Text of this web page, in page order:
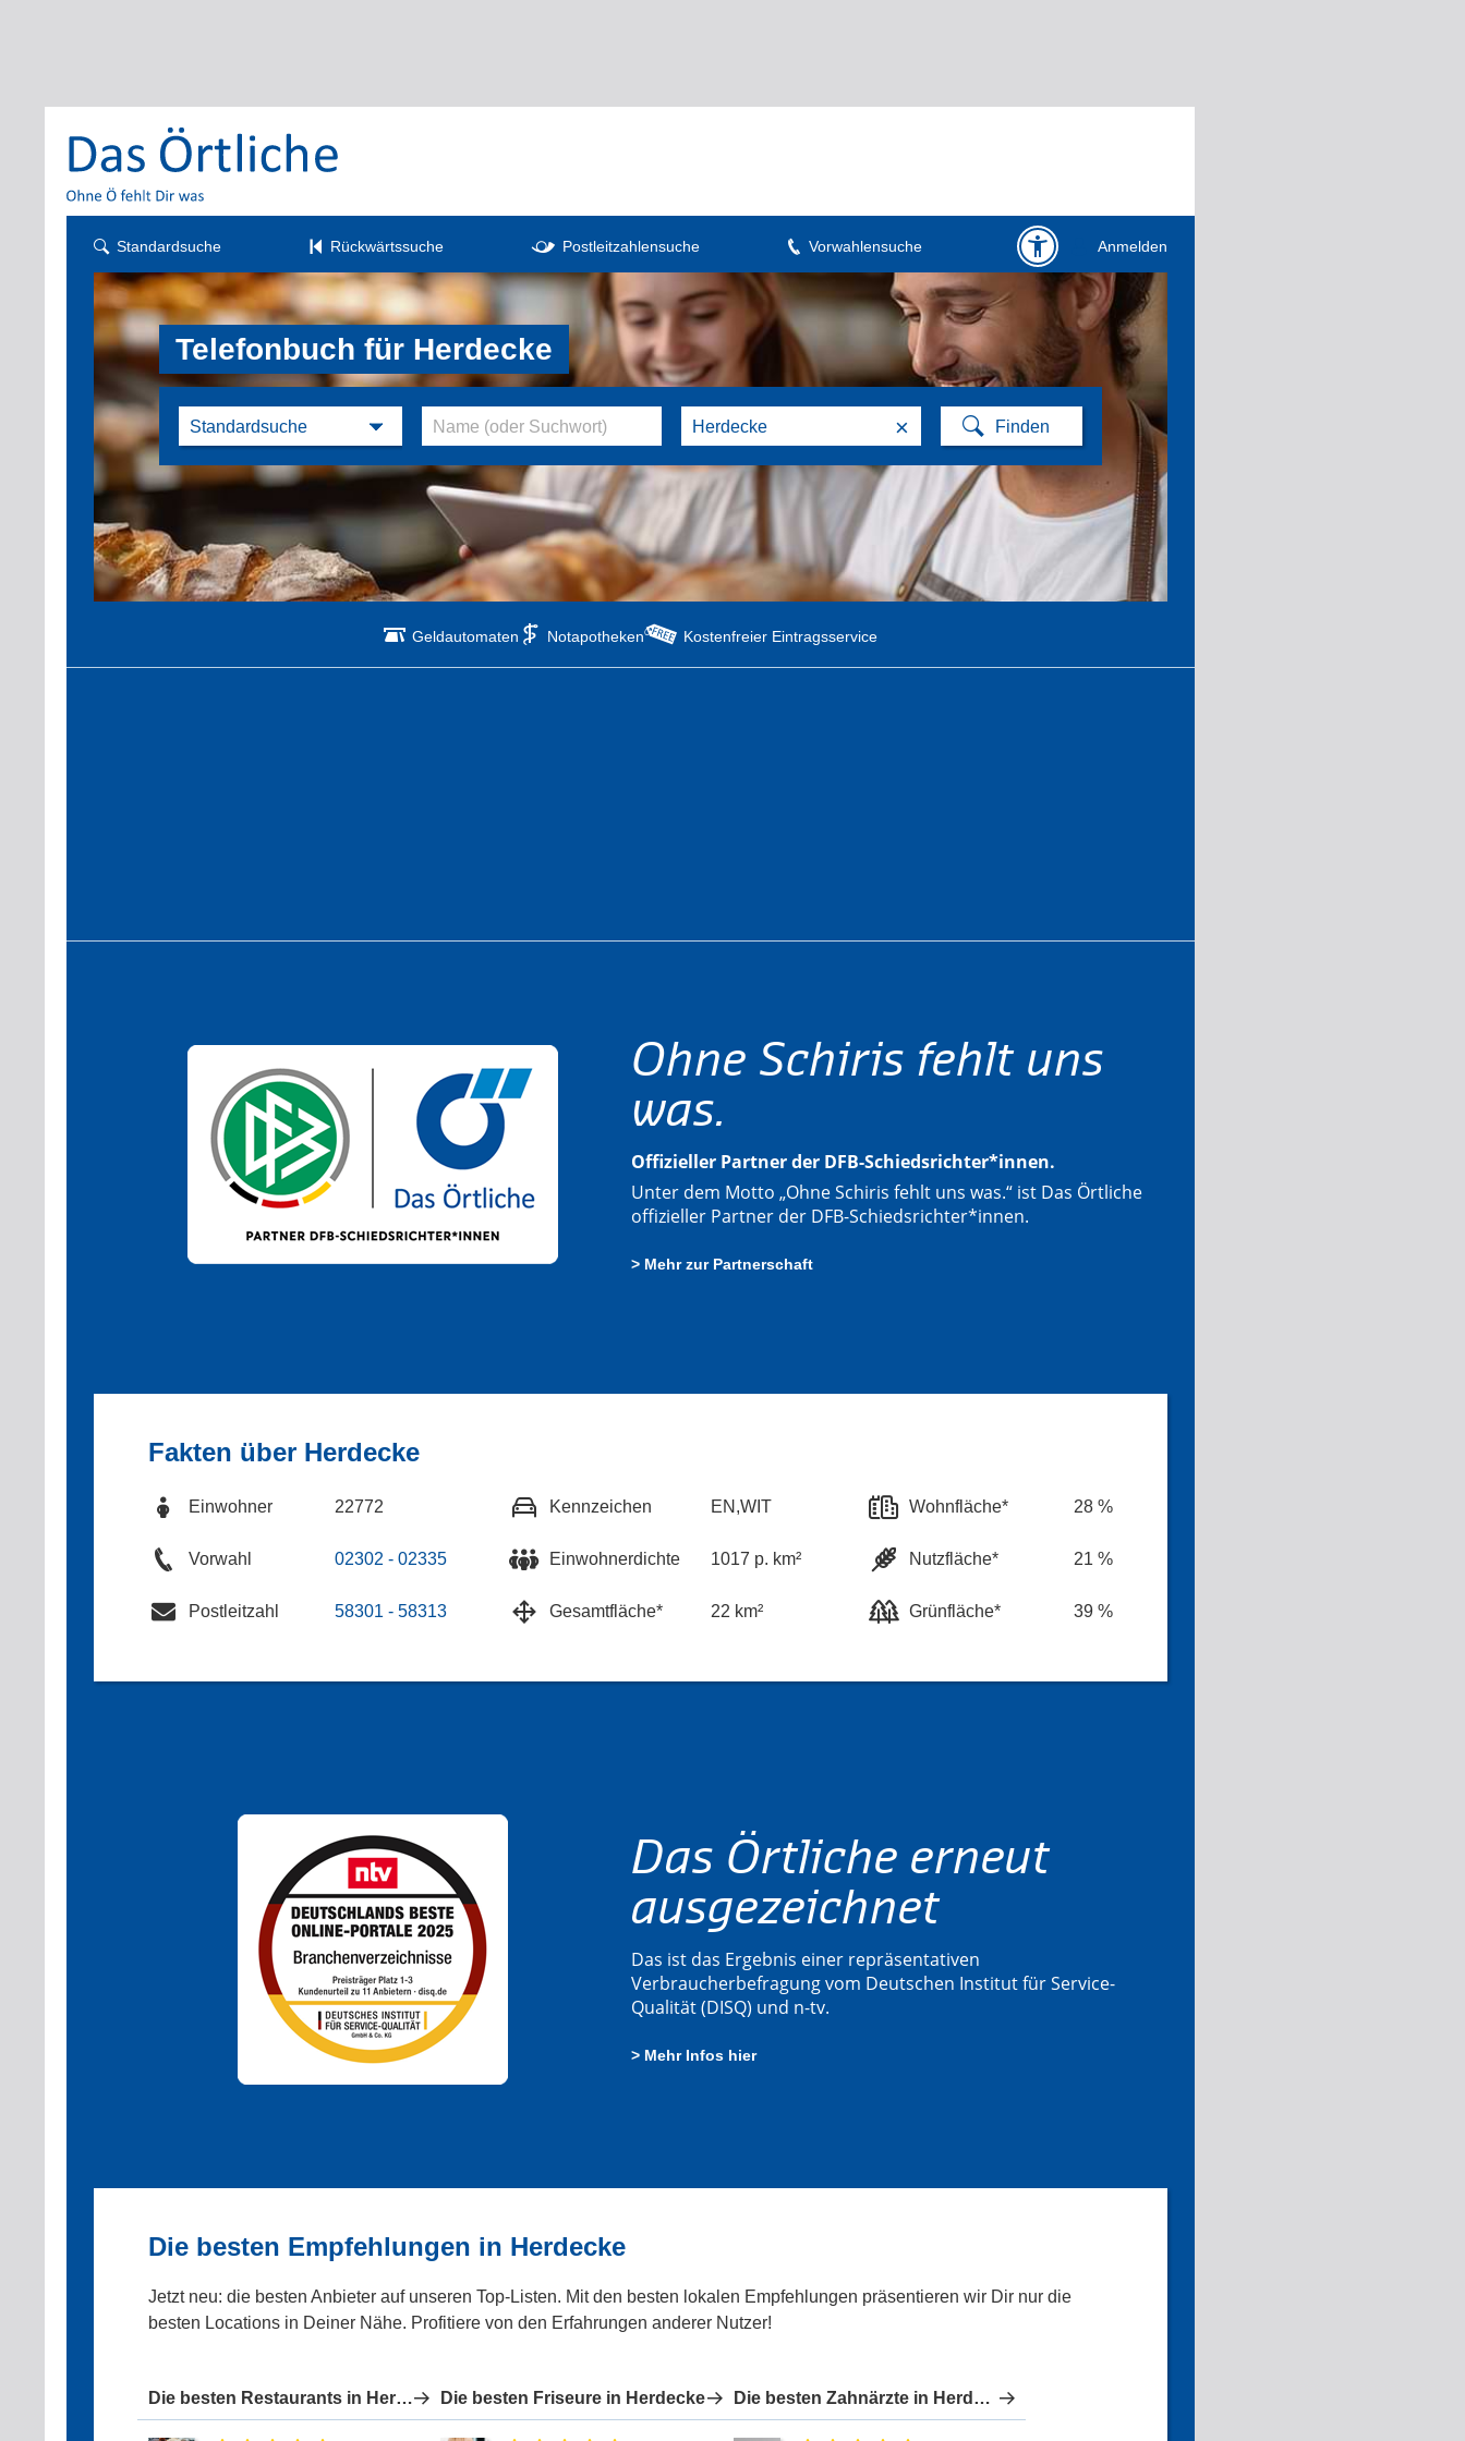
Standardsuche Rückwärtssuche Postleitzahlensuche Vorwahlensuche Anmelden
Telefonbuch für Herdecke
×
Geldautomaten Notapotheken Kostenfreier Eintragsservice
Ohne Schiris fehlt uns
was.
Offizieller Partner der DFB-Schiedsrichter*innen.
Unter dem Motto „Ohne Schiris fehlt uns was.“ ist Das Örtliche
offizieller Partner der DFB-Schiedsrichter*innen.
> Mehr zur Partnerschaft
Fakten über Herdecke
Einwohner 22772
Vorwahl 02302 - 02335
Postleitzahl 58301 - 58313
Kennzeichen EN,WIT
Einwohnerdichte 1017 p. km²
Gesamtfläche* 22 km²
Wohnfläche* 28 %
Nutzfläche* 21 %
Grünfläche* 39 %
Das Örtliche erneut
ausgezeichnet
Das ist das Ergebnis einer repräsentativen
Verbraucherbefragung vom Deutschen Institut für Service-
Qualität (DISQ) und n-tv.
> Mehr Infos hier
Die besten Empfehlungen in Herdecke
Jetzt neu: die besten Anbieter auf unseren Top-Listen. Mit den besten lokalen Empfehlungen präsentieren wir Dir nur die
besten Locations in Deiner Nähe. Profitiere von den Erfahrungen anderer Nutzer!
Die besten Restaurants in Herdecke Die besten Friseure in Herdecke Die besten Zahnärzte in Herdecke